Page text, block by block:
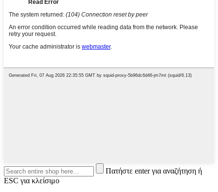
Πατήστε enter για αναζήτηση ή
ESC για κλείσιμο